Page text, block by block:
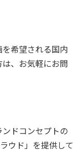
希望される国内
、お気軽にお問
ドコンセプトの
ウド」を提供して